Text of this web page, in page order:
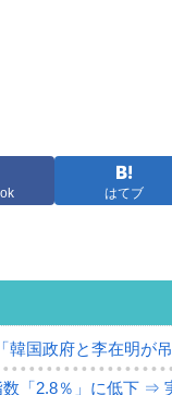
はてブ
韓国政府と李在明が
「2.8％」に低下 ⇒